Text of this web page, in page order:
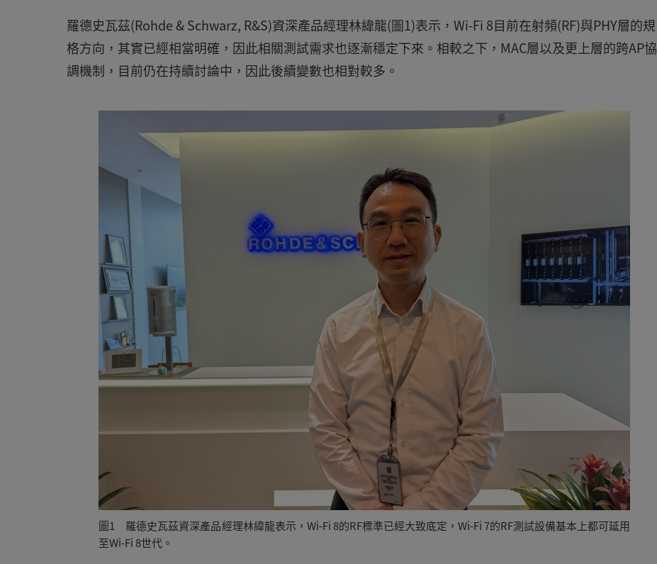
羅德史瓦茲(Rohde & Schwarz, R&S)資深產品經理林緯龍(圖1)表示，Wi-Fi 8目前在射頻(RF)與PHY層的規
格方向，其實已經相當明確，因此相關測試需求也逐漸穩定下來。相較之下，MAC層以及更上層的跨AP協
調機制，目前仍在持續討論中，因此後續變數也相對較多。
圖1 羅德史瓦茲資深產品經理林緯龍表示，Wi-Fi 8的RF標準已經大致底定，Wi-Fi 7的RF測試設備基本上都可延用
至Wi-Fi 8世代。